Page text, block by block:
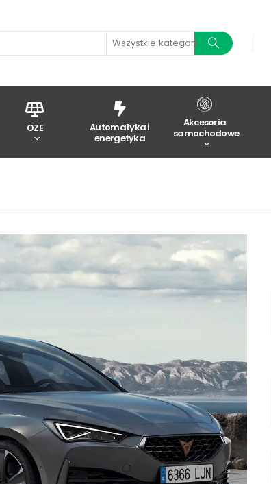
Wszystkie kategorie
OZE
Automatyka i
energetyka
Akcesoria
samochodowe